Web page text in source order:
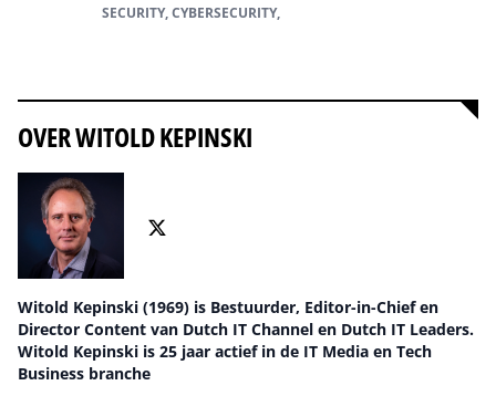
SECURITY, CYBERSECURITY,
OVER WITOLD KEPINSKI
Witold Kepinski (1969) is Bestuurder, Editor-in-Chief en
Director Content van Dutch IT Channel en Dutch IT Leaders.
Witold Kepinski is 25 jaar actief in de IT Media en Tech
Business branche